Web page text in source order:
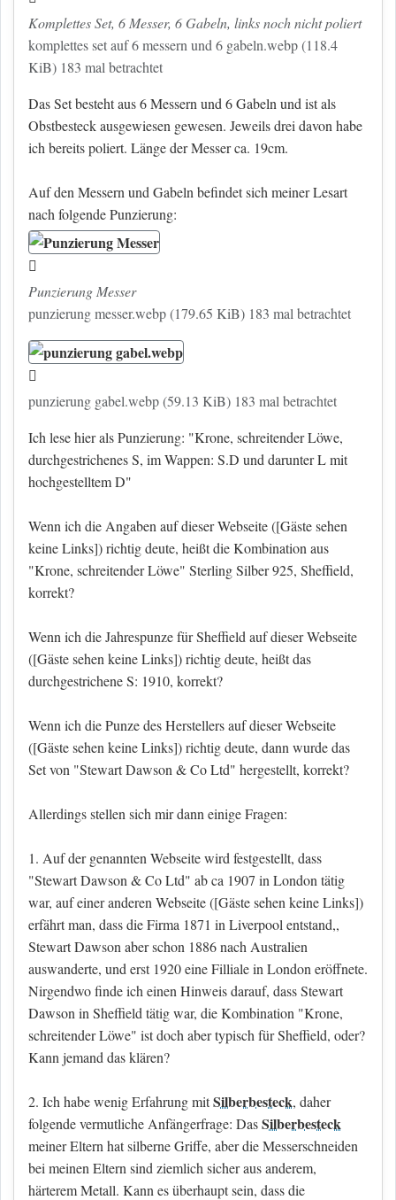
Komplettes Set, 6 Messer, 6 Gabeln, links noch nicht poliert
komplettes set auf 6 messern und 6 gabeln.webp (118.4
KiB) 183 mal betrachtet
Das Set besteht aus 6 Messern und 6 Gabeln und ist als
Obstbesteck ausgewiesen gewesen. Jeweils drei davon habe
ich bereits poliert. Länge der Messer ca. 19cm.
Auf den Messern und Gabeln befindet sich meiner Lesart
nach folgende Punzierung:
Punzierung Messer
punzierung messer.webp (179.65 KiB) 183 mal betrachtet
punzierung gabel.webp (59.13 KiB) 183 mal betrachtet
Ich lese hier als Punzierung: "Krone, schreitender Löwe,
durchgestrichenes S, im Wappen: S.D und darunter L mit
hochgestelltem D"
Wenn ich die Angaben auf dieser Webseite ([Gäste sehen
keine Links]) richtig deute, heißt die Kombination aus
"Krone, schreitender Löwe" Sterling Silber 925, Sheffield,
korrekt?
Wenn ich die Jahrespunze für Sheffield auf dieser Webseite
([Gäste sehen keine Links]) richtig deute, heißt das
durchgestrichene S: 1910, korrekt?
Wenn ich die Punze des Herstellers auf dieser Webseite
([Gäste sehen keine Links]) richtig deute, dann wurde das
Set von "Stewart Dawson & Co Ltd" hergestellt, korrekt?
Allerdings stellen sich mir dann einige Fragen:
1. Auf der genannten Webseite wird festgestellt, dass
"Stewart Dawson & Co Ltd" ab ca 1907 in London tätig
war, auf einer anderen Webseite ([Gäste sehen keine Links])
erfährt man, dass die Firma 1871 in Liverpool entstand,,
Stewart Dawson aber schon 1886 nach Australien
auswanderte, und erst 1920 eine Filliale in London eröffnete.
Nirgendwo finde ich einen Hinweis darauf, dass Stewart
Dawson in Sheffield tätig war, die Kombination "Krone,
schreitender Löwe" ist doch aber typisch für Sheffield, oder?
Kann jemand das klären?
2. Ich habe wenig Erfahrung mitSilberbesteck, daher
folgende vermutliche Anfängerfrage: DasSilberbesteck
meiner Eltern hat silberne Griffe, aber die Messerschneiden
bei meinen Eltern sind ziemlich sicher aus anderem,
härterem Metall. Kann es überhaupt sein, dass die